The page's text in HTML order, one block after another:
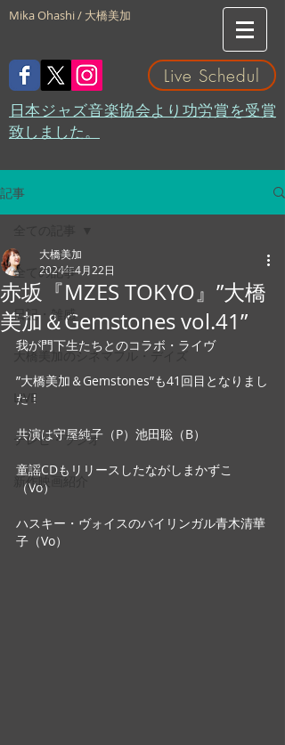
Mika Ohashi / 大橋美加
Live Schedul
​日本ジャズ音楽協会より功労賞を受賞
致しました。
記事
全ての記事
日記・雑感
大橋美加のシネマフル・デイズ
LIVE
テレビ・ラジオ
新作映画紹介
赤坂『MZES TOKYO』”大橋
美加＆Gemstones vol.41”
大橋美加
2024年4月22日
我が門下生たちとのコラボ・ライヴ
”大橋美加＆Gemstones”も41回目となりまし
た！
共演は守屋純子（P）池田聡（B）
童謡CDもリリースしたながしまかずこ
（Vo）
ハスキー・ヴォイスのバイリンガル青木清華
子（Vo）